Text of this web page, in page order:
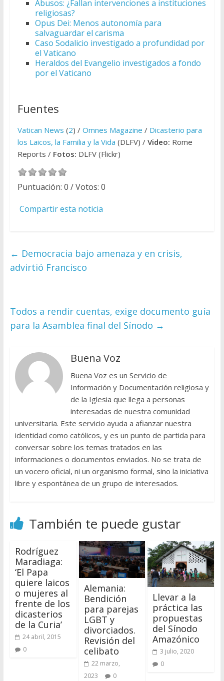
Abusos: ¿Fallan intervenciones a instituciones
religiosas?
Opus Dei: Menos autonomía para
salvaguardar el carisma
Caso Sodalicio investigado a profundidad por
el Vaticano
Heraldos del Evangelio investigados a fondo
por el Vaticano
Fuentes
Vatican News (2) / Omnes Magazine / Dicasterio para
los Laicos, la Familia y la Vida (DLFV) / Video: Rome
Reports / Fotos: DLFV (Flickr)
Puntuación: 0 / Votos: 0
Compartir esta noticia
← Democracia bajo amenaza y en crisis,
advirtió Francisco
Todos a rendir cuentas, exige documento guía
para la Asamblea final del Sínodo →
Buena Voz
Buena Voz es un Servicio de
Información y Documentación religiosa y
de la Iglesia que llega a personas
interesadas de nuestra comunidad
universitaria. Este servicio ayuda a afianzar nuestra
identidad como católicos, y es un punto de partida para
conversar sobre los temas tratados en las
informaciones o documentos enviados. No se trata de
un vocero oficial, ni un organismo formal, sino la iniciativa
libre y espontánea de un grupo de interesados.
También te puede gustar
Rodríguez
Maradiaga:
‘El Papa
quiere laicos
o mujeres al
frente de los
dicasterios
de la Curia’
24 abril, 2015
0
Alemania:
Bendición
para parejas
LGBT y
divorciados.
Revisión del
celibato
22 marzo,
2023
0
Llevar a la
práctica las
propuestas
del Sínodo
Amazónico
3 julio, 2020
0